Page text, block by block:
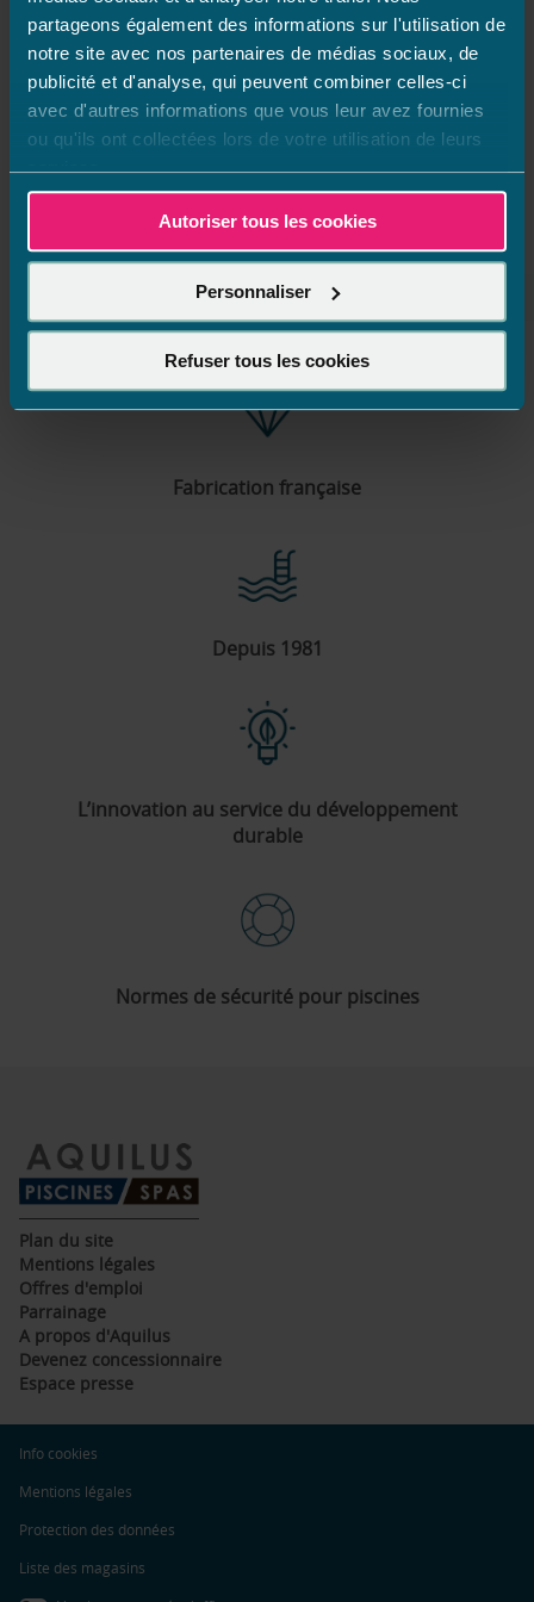
partageons également des informations sur l'utilisation de
notre site avec nos partenaires de médias sociaux, de
publicité et d'analyse, qui peuvent combiner celles-ci
avec d'autres informations que vous leur avez fournies
ou qu'ils ont collectées lors de votre utilisation de leurs
services.
Autoriser tous les cookies
Personnaliser
Refuser tous les cookies
St Remy
Lons Le Saunier
Orlienas
Sillingy
DE
POINTS
DE
VENTE
DE
AQUILUS
Auvergne-Rhône-Alpes Ain
Fabrication française
Depuis 1981
L’innovation au service du développement
durable
Normes de sécurité pour piscines
Plan du site(ouvre
dans
une
nouvelle
Mentions légales
fenêtre)
Offres d'emploi
une
nouvelle
fenêtre)
Parrainage(ouvre
dans
une
nouvelle
fenêtre)
A propos d'Aquilus
dans
une
Devenez concessionnaire(ouvre
Espace presse(ouvre
une
Info cookies
une
fenêtre)
Mentions légales
une
fenêtre)
Protection des données
Liste des magasins